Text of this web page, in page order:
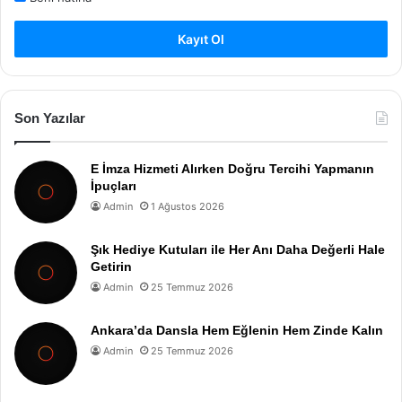
Kayıt Ol
Son Yazılar
E İmza Hizmeti Alırken Doğru Tercihi Yapmanın
İpuçları
Admin 1 Ağustos 2026
Şık Hediye Kutuları ile Her Anı Daha Değerli Hale
Getirin
Admin 25 Temmuz 2026
Ankara’da Dansla Hem Eğlenin Hem Zinde Kalın
Admin 25 Temmuz 2026